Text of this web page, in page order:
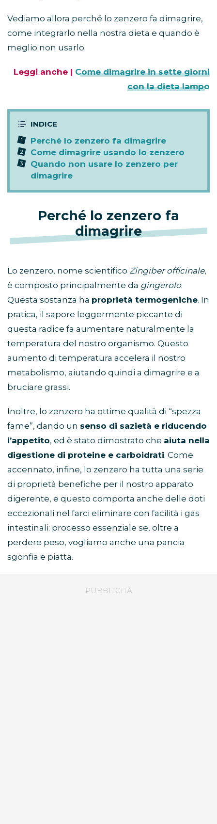
Vediamo allora perché lo zenzero fa dimagrire,
come integrarlo nella nostra dieta e quando è
meglio non usarlo.
Leggi anche | Come dimagrire in sette giorni
con la dieta lampo
Perché lo zenzero fa dimagrire
Come dimagrire usando lo zenzero
Quando non usare lo zenzero per
dimagrire
Perché lo zenzero fa
dimagrire
Lo zenzero, nome scientifico Zingiber officinale,
è composto principalmente da gingerolo.
Questa sostanza ha proprietà termogeniche. In
pratica, il sapore leggermente piccante di
questa radice fa aumentare naturalmente la
temperatura del nostro organismo. Questo
aumento di temperatura accelera il nostro
metabolismo, aiutando quindi a dimagrire e a
bruciare grassi.
Inoltre, lo zenzero ha ottime qualità di “spezza
fame”, dando un senso di sazietà e riducendo
l’appetito, ed è stato dimostrato che aiuta nella
digestione di proteine e carboidrati. Come
accennato, infine, lo zenzero ha tutta una serie
di proprietà benefiche per il nostro apparato
digerente, e questo comporta anche delle doti
eccezionali nel farci eliminare con facilità i gas
intestinali: processo essenziale se, oltre a
perdere peso, vogliamo anche una pancia
sgonfia e piatta.